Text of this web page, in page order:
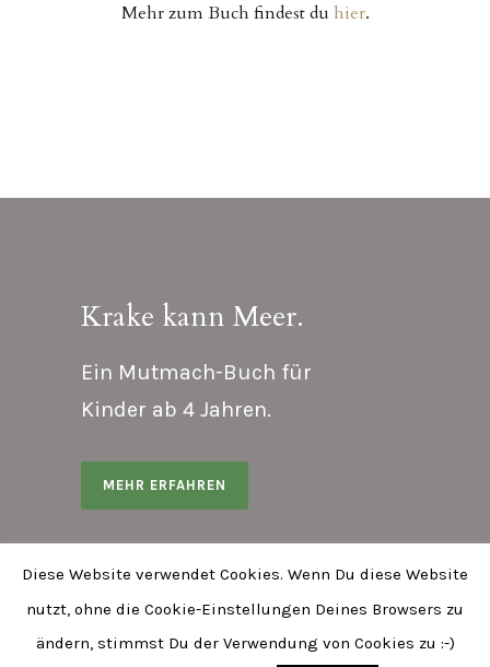
Mehr zum Buch findest du hier.
Krake kann Meer.
Ein Mutmach-Buch für
Kinder ab 4 Jahren.
MEHR ERFAHREN
Diese Website verwendet Cookies. Wenn Du diese Website
nutzt, ohne die Cookie-Einstellungen Deines Browsers zu
ändern, stimmst Du der Verwendung von Cookies zu :-)